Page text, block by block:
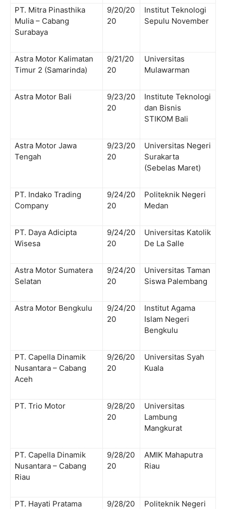
PT. Mitra Pinasthika
Mulia – Cabang
Surabaya
9/20/20
20
Institut Teknologi
Sepulu November
Astra Motor Kalimatan
Timur 2 (Samarinda)
9/21/20
20
Universitas
Mulawarman
Astra Motor Bali
9/23/20
20
Institute Teknologi
dan Bisnis
STIKOM Bali
Astra Motor Jawa
Tengah
9/23/20
20
Universitas Negeri
Surakarta
(Sebelas Maret)
PT. Indako Trading
Company
9/24/20
20
Politeknik Negeri
Medan
PT. Daya Adicipta
Wisesa
9/24/20
20
Universitas Katolik
De La Salle
Astra Motor Sumatera
Selatan
9/24/20
20
Universitas Taman
Siswa Palembang
Astra Motor Bengkulu
9/24/20
20
Institut Agama
Islam Negeri
Bengkulu
PT. Capella Dinamik
Nusantara – Cabang
Aceh
9/26/20
20
Universitas Syah
Kuala
PT. Trio Motor
9/28/20
20
Universitas
Lambung
Mangkurat
PT. Capella Dinamik
Nusantara – Cabang
Riau
9/28/20
20
AMIK Mahaputra
Riau
PT. Hayati Pratama
9/28/20
Politeknik Negeri